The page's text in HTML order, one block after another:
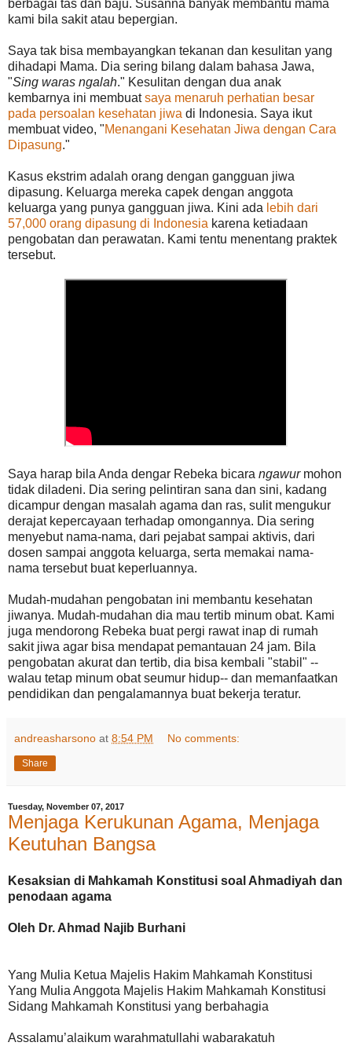
berbagai tas dan baju. Susanna banyak membantu mama
kami bila sakit atau bepergian.
Saya tak bisa membayangkan tekanan dan kesulitan yang
dihadapi Mama. Dia sering bilang dalam bahasa Jawa,
"Sing waras ngalah." Kesulitan dengan dua anak
kembarnya ini membuatsaya menaruh perhatian besar
pada persoalan kesehatan jiwa di Indonesia. Saya ikut
membuat video, "Menangani Kesehatan Jiwa dengan Cara
Dipasung."
Kasus ekstrim adalah orang dengan gangguan jiwa
dipasung. Keluarga mereka capek dengan anggota
keluarga yang punya gangguan jiwa. Kini ada lebih dari
57,000 orang dipasung di Indonesia karena ketiadaan
pengobatan dan perawatan. Kami tentu menentang praktek
tersebut.
Saya harap bila Anda dengar Rebeka bicara ngawurmohon
tidak diladeni. Dia sering pelintiran sana dan sini, kadang
dicampur dengan masalah agama dan ras, sulit mengukur
derajat kepercayaan terhadap omongannya. Dia sering
menyebut nama-nama, dari pejabat sampai aktivis, dari
dosen sampai anggota keluarga, serta memakai nama-
nama tersebut buat keperluannya.
Mudah-mudahan pengobatan ini membantu kesehatan
jiwanya. Mudah-mudahan dia mau tertib minum obat. Kami
juga mendorong Rebeka buat pergi rawat inap di rumah
sakit jiwa agar bisa mendapat pemantauan 24 jam. Bila
pengobatan akurat dan tertib, dia bisa kembali "stabil" --
walau tetap minum obat seumur hidup-- dan memanfaatkan
pendidikan dan pengalamannya buat bekerja teratur.
andreasharsono at 8:54 PM No comments:
Share
Tuesday, November 07, 2017
Menjaga Kerukunan Agama, Menjaga
Keutuhan Bangsa
Kesaksian di Mahkamah Konstitusi soal Ahmadiyah dan
penodaan agama
Oleh Dr. Ahmad Najib Burhani
Yang Mulia Ketua Majelis Hakim Mahkamah Konstitusi
Yang Mulia Anggota Majelis Hakim Mahkamah Konstitusi
Sidang Mahkamah Konstitusi yang berbahagia
Assalamu’alaikum warahmatullahi wabarakatuh